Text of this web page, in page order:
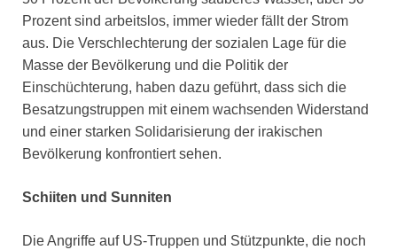
Prozent sind arbeitslos, immer wieder fällt der Strom
aus. Die Verschlechterung der sozialen Lage für die
Masse der Bevölkerung und die Politik der
Einschüchterung, haben dazu geführt, dass sich die
Besatzungstruppen mit einem wachsenden Widerstand
und einer starken Solidarisierung der irakischen
Bevölkerung konfrontiert sehen.
Schiiten und Sunniten
Die Angriffe auf US-Truppen und Stützpunkte, die noch